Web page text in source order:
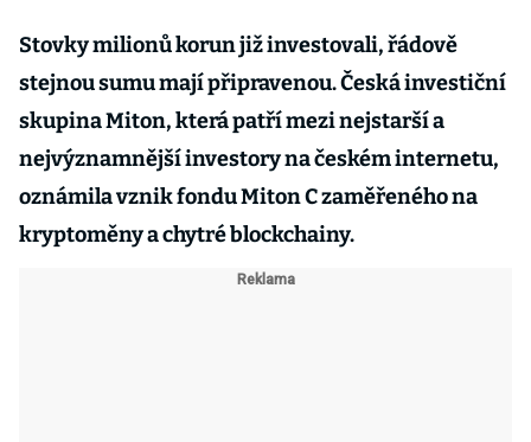
Stovky milionů korun již investovali, řádově
stejnou sumu mají připravenou. Česká investiční
skupina Miton, která patří mezi nejstarší a
nejvýznamnější investory na českém internetu,
oznámila vznik fondu Miton C zaměřeného na
kryptoměny a chytré blockchainy.